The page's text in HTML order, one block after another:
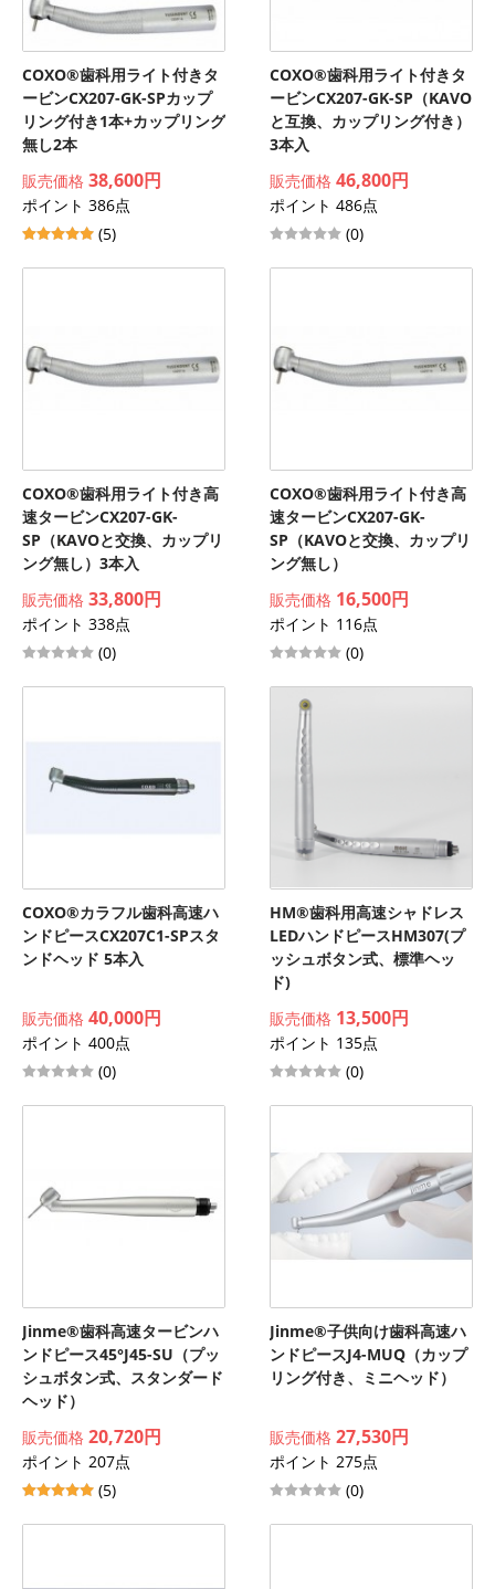
COXO®歯科用ライト付きタ
ービンCX207-GK-SPカップ
リング付き1本+カップリング
無し2本
販売価格 38,600円
ポイント 386点
(5)
COXO®歯科用ライト付きタ
ービンCX207-GK-SP（KAVO
と互換、カップリング付き）
3本入
販売価格 46,800円
ポイント 486点
(0)
COXO®歯科用ライト付き高
速タービンCX207-GK-
SP（KAVOと交換、カップリ
ング無し）3本入
販売価格 33,800円
ポイント 338点
(0)
COXO®歯科用ライト付き高
速タービンCX207-GK-
SP（KAVOと交換、カップリ
ング無し）
販売価格 16,500円
ポイント 116点
(0)
COXO®カラフル歯科高速ハ
ンドピースCX207C1-SPスタ
ンドヘッド 5本入
販売価格 40,000円
ポイント 400点
(0)
HM®歯科用高速シャドレス
LEDハンドピースHM307(プ
ッシュボタン式、標準ヘッ
ド)
販売価格 13,500円
ポイント 135点
(0)
Jinme®歯科高速タービンハ
ンドピース45°J45-SU（プッ
シュボタン式、スタンダード
ヘッド）
販売価格 20,720円
ポイント 207点
(5)
Jinme®子供向け歯科高速ハ
ンドピースJ4-MUQ（カップ
リング付き、ミニヘッド）
販売価格 27,530円
ポイント 275点
(0)